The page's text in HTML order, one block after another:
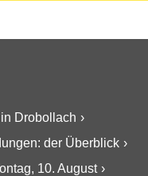
Drobollach
der Überblick
10. August